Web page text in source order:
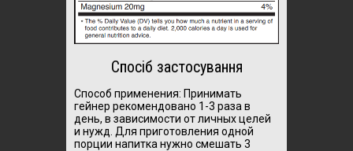
Спосіб застосування
Способ применения: Принимать
гейнер рекомендовано 1-3 раза в
день, в зависимости от личных целей
и нужд. Для приготовления одной
порции напитка нужно смешать 3